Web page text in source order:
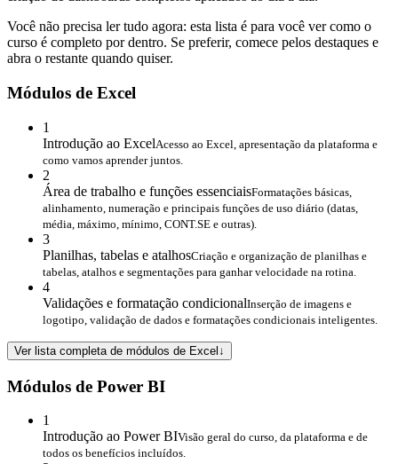
Você não precisa ler tudo agora: esta lista é para você ver como o
curso é completo por dentro. Se preferir, comece pelos destaques e
abra o restante quando quiser.
Módulos de Excel
1
Introdução ao ExcelAcesso ao Excel, apresentação da plataforma e
como vamos aprender juntos.
2
Área de trabalho e funções essenciaisFormatações básicas,
alinhamento, numeração e principais funções de uso diário (datas,
média, máximo, mínimo, CONT.SE e outras).
3
Planilhas, tabelas e atalhosCriação e organização de planilhas e
tabelas, atalhos e segmentações para ganhar velocidade na rotina.
4
Validações e formatação condicionalInserção de imagens e
logotipo, validação de dados e formatações condicionais inteligentes.
Ver lista completa de módulos de Excel ↓
Módulos de Power BI
1
Introdução ao Power BIVisão geral do curso, da plataforma e de
todos os benefícios incluídos.